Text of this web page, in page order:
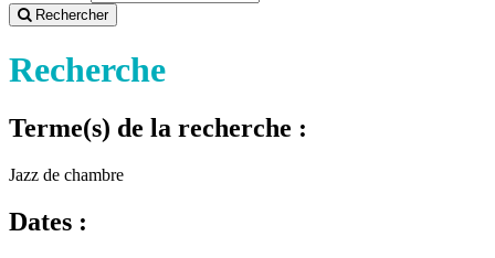
Rechercher
Recherche
Terme(s) de la recherche :
Jazz de chambre
Dates :